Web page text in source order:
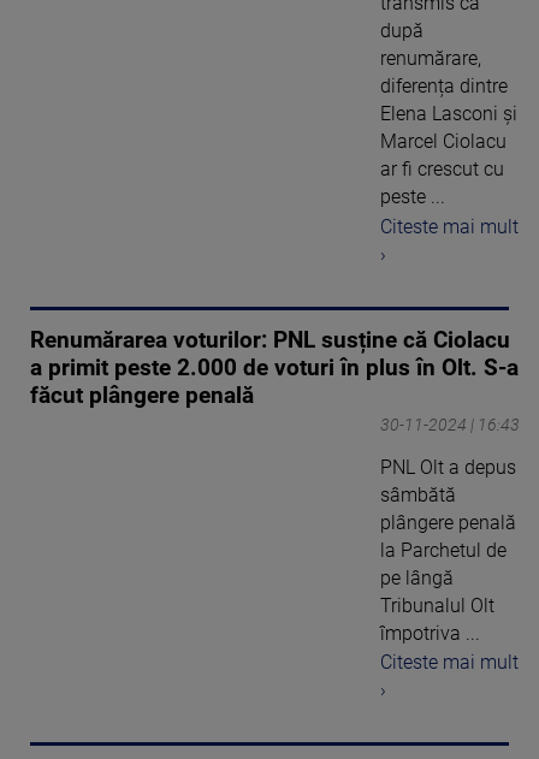
după
renumărare,
diferența dintre
Elena Lasconi și
Marcel Ciolacu
ar fi crescut cu
peste ...
Citeste mai mult
›
Renumărarea voturilor: PNL susține că Ciolacu
a primit peste 2.000 de voturi în plus în Olt. S-a
făcut plângere penală
30-11-2024 | 16:43
PNL Olt a depus
sâmbătă
plângere penală
la Parchetul de
pe lângă
Tribunalul Olt
împotriva ...
Citeste mai mult
›